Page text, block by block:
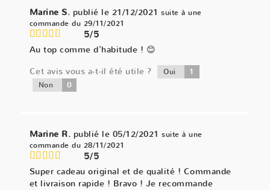
Marine S. publié le 21/12/2021 suite à une
commande du 29/11/2021
5/5
Au top comme d'habitude ! 😊
Cet avis vous a-t-il été utile ?
Oui 1
Non 0
Marine R. publié le 05/12/2021 suite à une
commande du 28/11/2021
5/5
Super cadeau original et de qualité ! Commande
et livraison rapide ! Bravo ! Je recommande